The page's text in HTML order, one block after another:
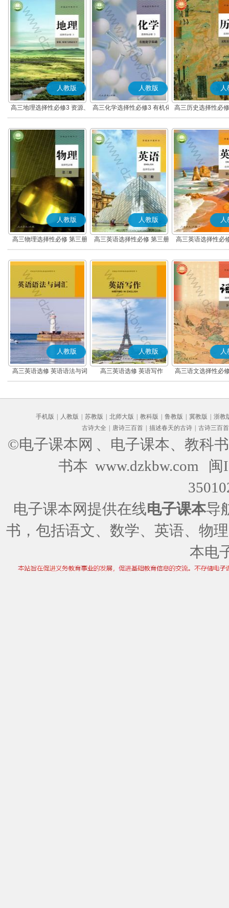
人教版
高三地理选择性必修3 资源、
环境与国家安全
人教版
高三化学选择性必修3 有机化
学基础
人
高三历史选择性必
流与传播(部
人教版
高三物理选择性必修 第三册
人教版
高三英语选择性必修 第三册
人
高三英语选择性必
人教版
高三英语选修 英语语法与词
汇
人教版
高三英语选修 英语写作
人
高三语文选择性必
编版)
手机版 人教版 苏教版 北师大版 教科版 鲁教版 冀教版
浙教
古诗大全
唐诗三百首 描述春天的古诗 古诗三百首
©电子课本网 、电子课本、教科
书本 www.dzkbw.com
闽
电子课本网提供在线电子课本导
书，包括语文、数学、英语、物
本电